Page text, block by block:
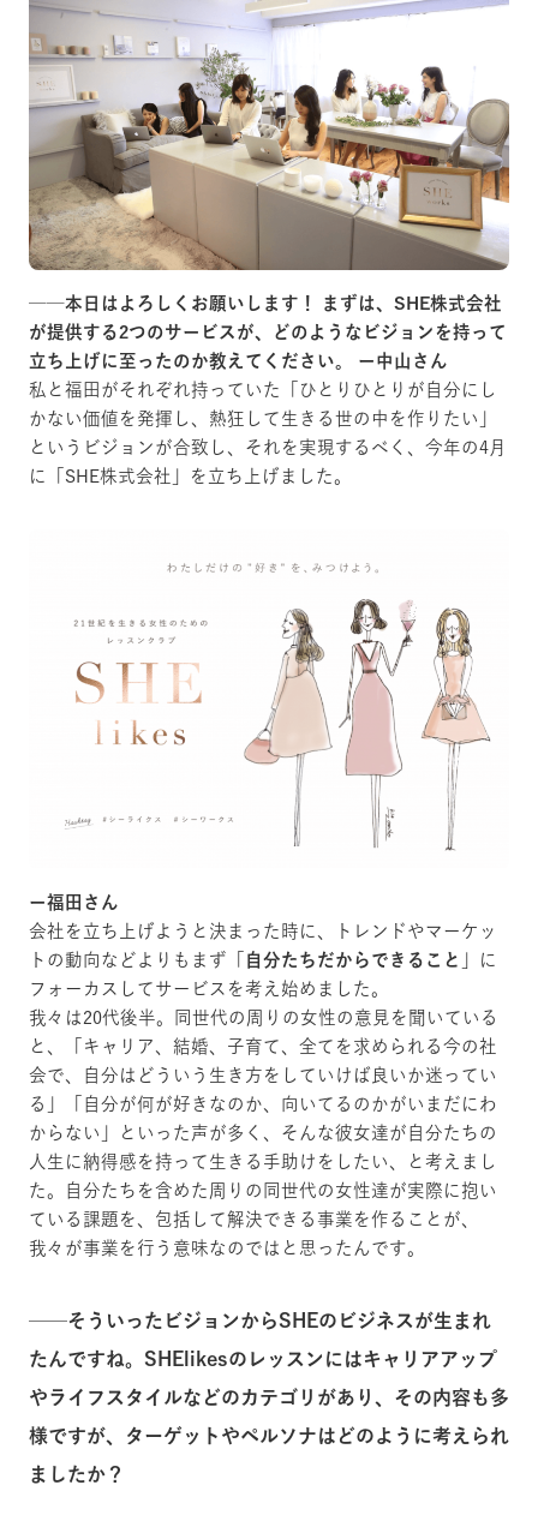
──本日はよろしくお願いします！ まずは、SHE株式会社
が提供する2つのサービスが、どのようなビジョンを持って
立ち上げに至ったのか教えてください。
ー中山さん
私と福田がそれぞれ持っていた「ひとりひとりが自分にし
かない価値を発揮し、熱狂して生きる世の中を作りたい」
というビジョンが合致し、それを実現するべく、今年の4月
に「SHE株式会社」を立ち上げました。
ー福田さん
会社を立ち上げようと決まった時に、トレンドやマーケッ
トの動向などよりもまず「
自分たち だからできること
」に
フォーカスしてサービスを考え始めました。
我々は20代後半。同世代の周りの女性の意見を聞いている
と、「キャリア、結婚、子育て、全てを求められる今の社
会で、自分はどういう生き方をしていけば良いか迷ってい
る」「自分が何が好きなのか、向いてるのかがいまだにわ
からない」といった声が多く、そんな彼女達が自分たちの
人生に納得感を持って生きる手助けをしたい、と考えまし
た。自分たちを含めた周りの同世代の女性達が実際に抱い
ている課題を、包括して解決できる事業を作ることが、
我々が事業を行う意味なのではと思ったんです。
──そういったビジョンからSHEのビジネスが生まれ
たんですね。SHElikesのレッスンにはキャリアアップ
やライフスタイルなどのカテゴリがあり、その内容も多
様ですが、ターゲットやペルソナはどのように考えられ
ましたか？